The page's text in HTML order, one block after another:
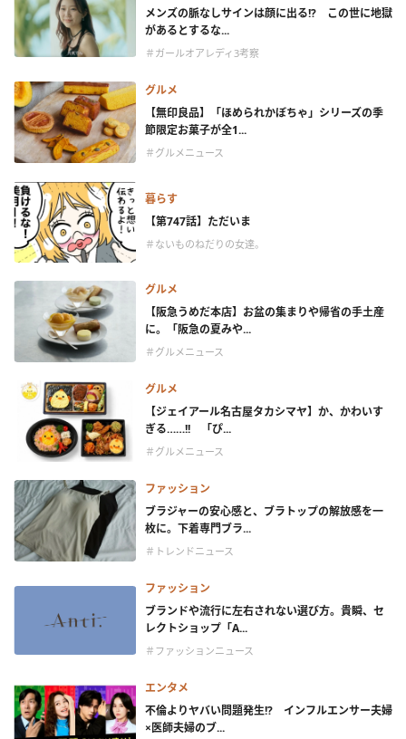
メンズの脈なしサインは顔に出る!? この世に地獄
があるとするな...
＃ガールオアレディ3考察
グルメ
【無印良品】「ほめられかぼちゃ」シリーズの季
節限定お菓子が全1...
＃グルメニュース
暮らす
【第747話】ただいま
＃ないものねだりの女達。
グルメ
【阪急うめだ本店】お盆の集まりや帰省の手土産
に。「阪急の夏みや...
＃グルメニュース
グルメ
【ジェイアール名古屋タカシマヤ】か、かわいす
ぎる……!! 「ぴ...
＃グルメニュース
ファッション
ブラジャーの安心感と、ブラトップの解放感を一
枚に。下着専門ブラ...
＃トレンドニュース
ファッション
ブランドや流行に左右されない選び方。貴瞬、セ
レクトショップ「A...
＃ファッションニュース
エンタメ
不倫よりヤバい問題発生!? インフルエンサー夫婦
×医師夫婦のブ...